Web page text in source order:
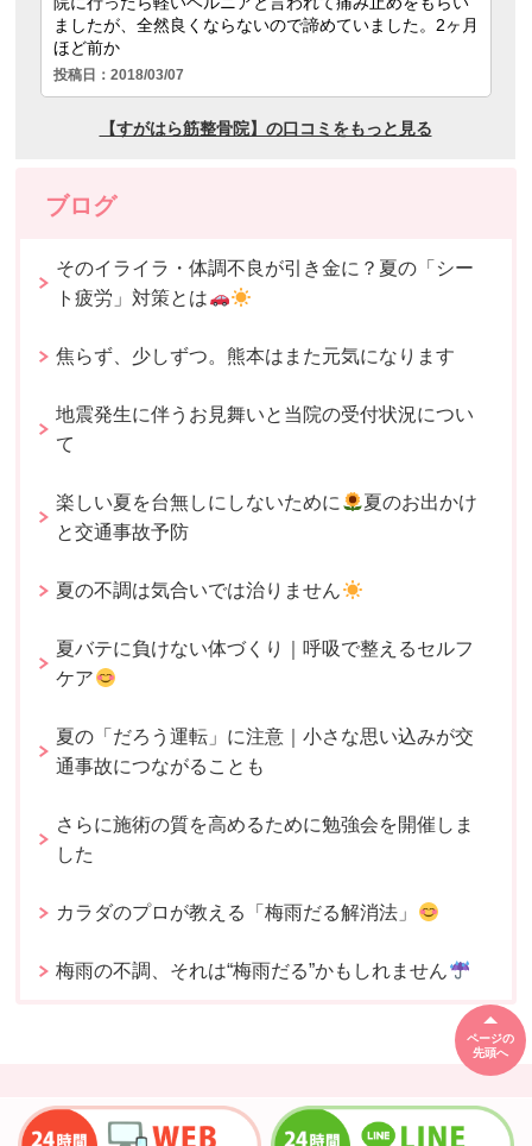
ブログ
そのイライラ・体調不良が引き金に？夏の「シー
ト疲労」対策とは
焦らず、少しずつ。熊本はまた元気になります
地震発生に伴うお見舞いと当院の受付状況につい
て
楽しい夏を台無しにしないために
夏のお出かけ
と交通事故予防
夏の不調は気合いでは治りません
夏バテに負けない体づくり｜呼吸で整えるセルフ
ケア
夏の「だろう運転」に注意｜小さな思い込みが交
通事故につながることも
さらに施術の質を高めるために勉強会を開催しま
した
カラダのプロが教える「梅雨だる解消法」
梅雨の不調、それは“梅雨だる”かもしれません
ページの
先頭へ